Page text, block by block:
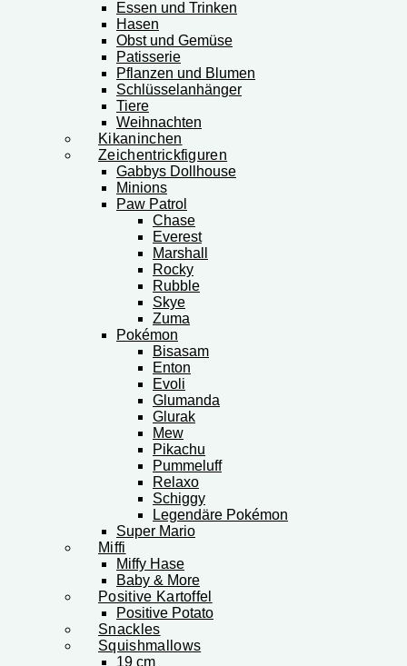
Essen und Trinken
Hasen
Obst und Gemüse
Patisserie
Pflanzen und Blumen
Schlüsselanhänger
Tiere
Weihnachten
Kikaninchen
Zeichentrickfiguren
Gabbys Dollhouse
Minions
Paw Patrol
Chase
Everest
Marshall
Rocky
Rubble
Skye
Zuma
Pokémon
Bisasam
Enton
Evoli
Glumanda
Glurak
Mew
Pikachu
Pummeluff
Relaxo
Schiggy
Legendäre Pokémon
Super Mario
Miffi
Miffy Hase
Baby & More
Positive Kartoffel
Positive Potato
Snackles
Squishmallows
19 cm